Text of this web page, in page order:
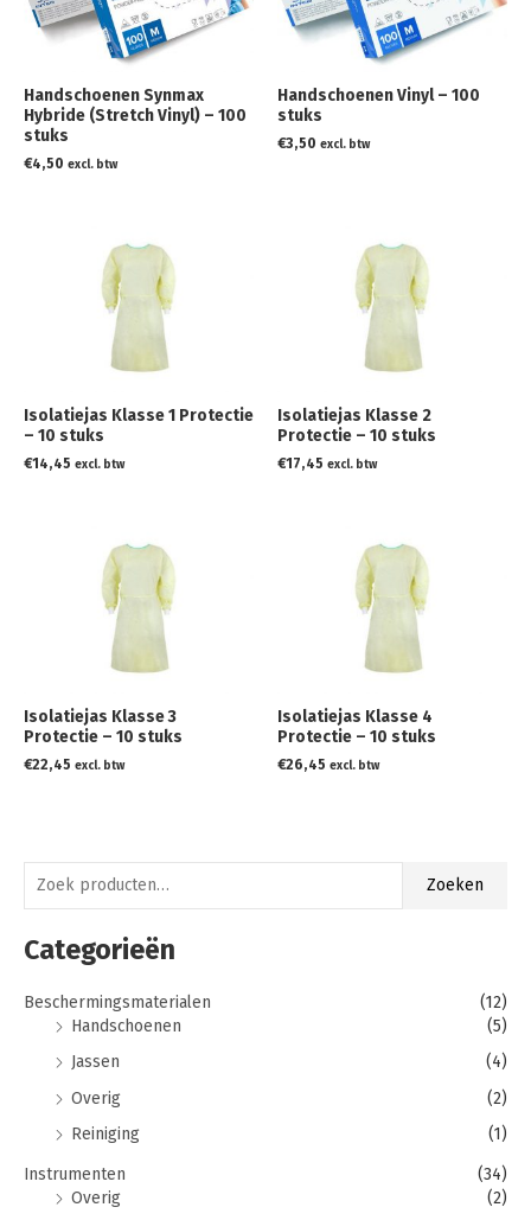
o
e
e
r
Zoeken
Categorieën
Beschermingsmaterialen
(12)
Handschoenen
(5)
Jassen
(4)
Overig
(2)
Reiniging
(1)
Instrumenten
(34)
Overig
(2)
Handschoenen Synmax
Hybride (Stretch Vinyl) – 100
stuks
€4,50 excl. btw
Handschoenen Vinyl – 100
stuks
€3,50 excl. btw
Isolatiejas Klasse 1 Protectie
– 10 stuks
€14,45 excl. btw
Isolatiejas Klasse 2
Protectie – 10 stuks
€17,45 excl. btw
Isolatiejas Klasse 3
Protectie – 10 stuks
€22,45 excl. btw
Isolatiejas Klasse 4
Protectie – 10 stuks
€26,45 excl. btw